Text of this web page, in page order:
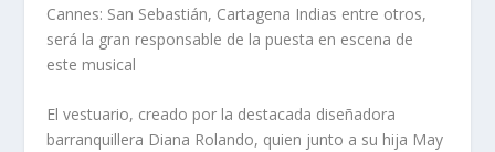
Cannes: San Sebastián, Cartagena Indias entre otros,
será la gran responsable de la puesta en escena de
este musical
El vestuario, creado por la destacada diseñadora
barranquillera Diana Rolando, quien junto a su hija May